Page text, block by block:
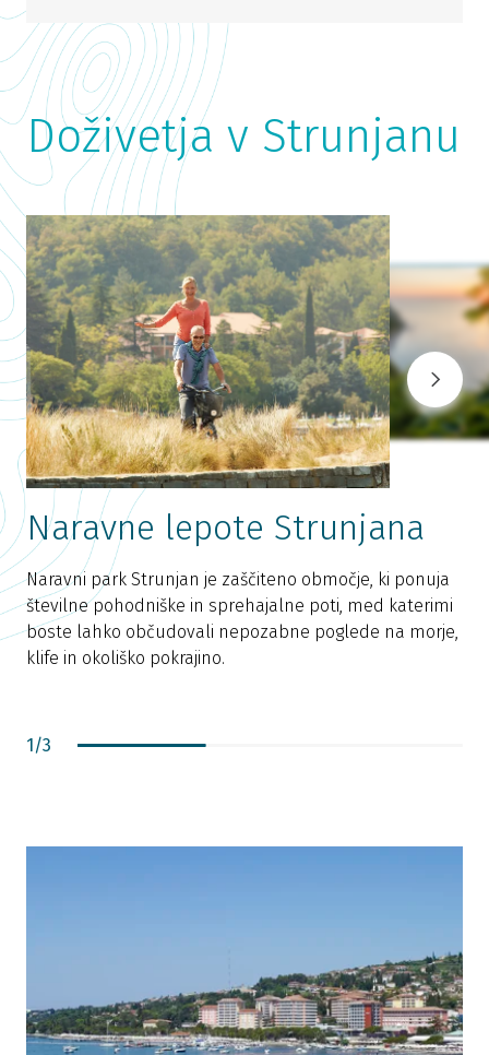
Doživetja v Strunjanu
Naravne lepote Strunjana
Naravni park Strunjan je zaščiteno območje, ki ponuja
številne pohodniške in sprehajalne poti, med katerimi
boste lahko občudovali nepozabne poglede na morje,
klife in okoliško pokrajino.
1/3